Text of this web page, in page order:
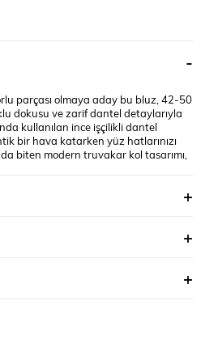
parçası olmaya aday bu bluz, 42-50
dokusu ve zarif dantel detaylarıyla
kullanılan ince işçilikli dantel
bir hava katarken yüz hatlarınızı
biten modern truvakar kol tasarımı,
yapmaz, dökümlü duruşuyla
115 Kumaş İçeriği : %95 Pamuk